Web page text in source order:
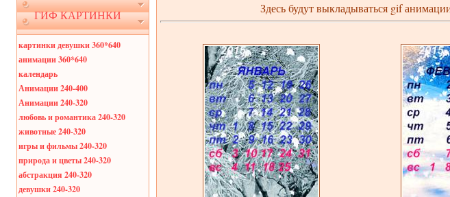
ГИФ КАРТИНКИ
картинки девушки 360*640
анимации 360*640
календарь
Анимации 240-400
Анимации 240-320
любовь и романтика 240-320
животные 240-320
игры и фильмы 240-320
природа и цветы 240-320
абстракция 240-320
девушки 240-320
Здесь будут выкладываться gif